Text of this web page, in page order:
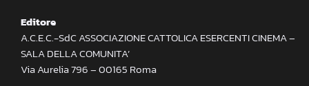
Editore
A.C.E.C.-SdC ASSOCIAZIONE CATTOLICA ESERCENTI CINEMA –
SALA DELLA COMUNITA’
Via Aurelia 796 – 00165 Roma